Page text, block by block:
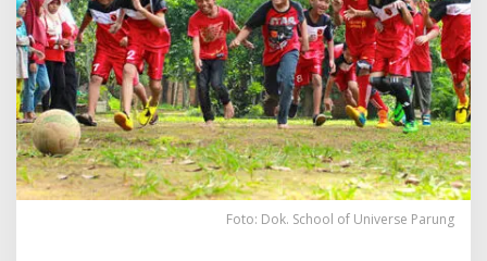
r
d
a
s
d
a
n
B
e
r
Foto: Dok. School of Universe Parung